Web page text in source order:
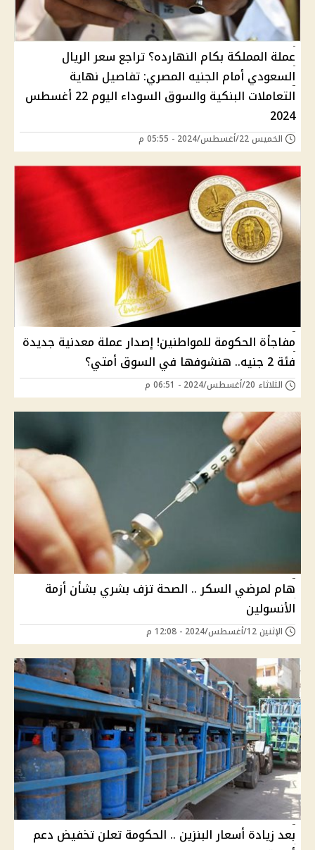
عملة المملكة بكام النهارده؟ تراجع سعر الريال
السعودي أمام الجنيه المصري: تفاصيل نهاية
التعاملات البنكية والسوق السوداء اليوم 22 أغسطس
2024
الخميس 22/أغسطس/2024 - 05:55 م
مفاجأة الحكومة للمواطنين! إصدار عملة معدنية جديدة
فئة 2 جنيه.. هنشوفها في السوق أمتي؟
الثلاثاء 20/أغسطس/2024 - 06:51 م
هام لمرضي السكر .. الصحة تزف بشري بشأن أزمة
الأنسولين
الإثنين 12/أغسطس/2024 - 12:08 م
بعد زيادة أسعار البنزين .. الحكومة تعلن تخفيض دعم